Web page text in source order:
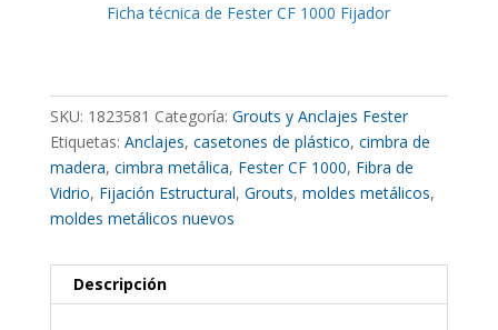
Ficha técnica de Fester CF 1000 Fijador
SKU: 1823581 Categoría: Grouts y Anclajes Fester
Etiquetas: Anclajes, casetones de plástico, cimbra de
madera, cimbra metálica, Fester CF 1000, Fibra de
Vidrio, Fijación Estructural, Grouts, moldes metálicos,
moldes metálicos nuevos
Descripción